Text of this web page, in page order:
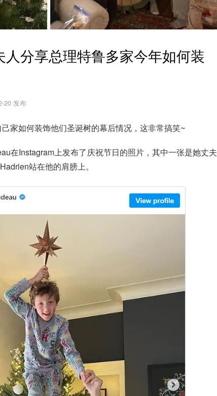
分享总理特鲁多家今年如何装
20 发布
家如何装饰他们圣诞树的幕后情况，这非常搞笑~
在Instagram上发布了庆祝节日的照片，其中一张是她丈夫
站在他的肩膀上。